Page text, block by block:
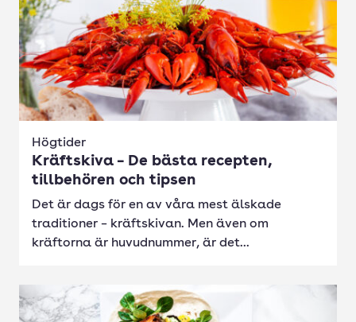
Högtider
Kräftskiva – De bästa recepten,
tillbehören och tipsen
Det är dags för en av våra mest älskade
traditioner – kräftskivan. Men även om
kräftorna är huvudnummer, är det...